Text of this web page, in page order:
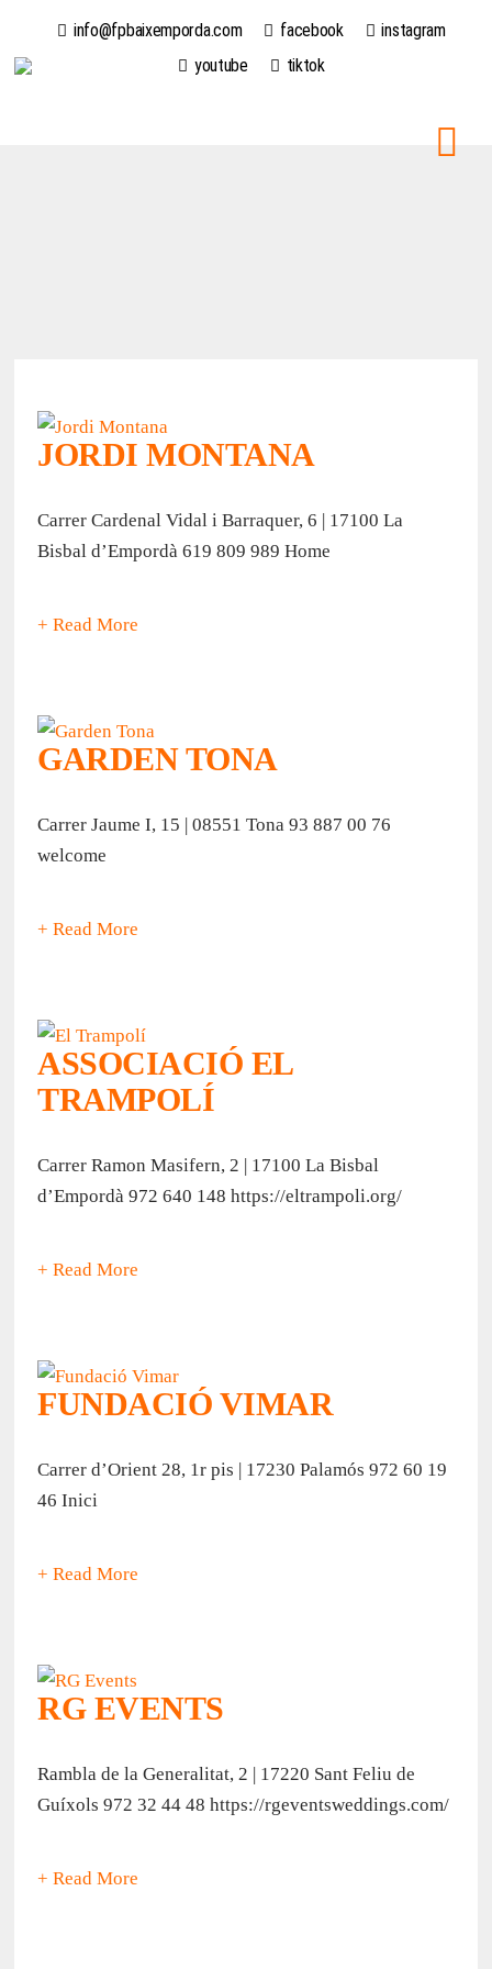
info@fpbaixemporda.com facebook
instagram
youtube
tiktok
JORDI MONTANA
Carrer Cardenal Vidal i Barraquer, 6 | 17100 La
Bisbal d’Empordà 619 809 989 Home
+ Read More
GARDEN TONA
Carrer Jaume I, 15 | 08551 Tona 93 887 00 76
welcome
+ Read More
ASSOCIACIÓ EL
TRAMPOLÍ
Carrer Ramon Masifern, 2 | 17100 La Bisbal
d’Empordà 972 640 148 https://eltrampoli.org/
+ Read More
FUNDACIÓ VIMAR
Carrer d’Orient 28, 1r pis | 17230 Palamós 972 60 19
46 Inici
+ Read More
RG EVENTS
Rambla de la Generalitat, 2 | 17220 Sant Feliu de
Guíxols 972 32 44 48 https://rgeventsweddings.com/
+ Read More